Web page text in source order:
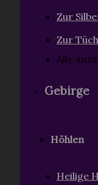
Zur
Zur
Alle
Gebirge
Höhlen
Heilige